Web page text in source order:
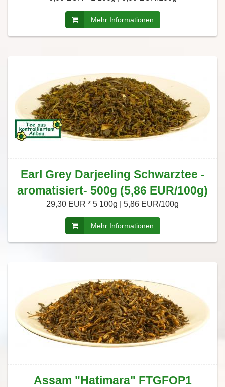
Mehr Informationen
Earl Grey Darjeeling Schwarztee -
aromatisiert- 500g (5,86 EUR/100g)
29,30 EUR * 5 100g | 5,86 EUR/100g
Mehr Informationen
Assam "Hatimara" FTGFOP1